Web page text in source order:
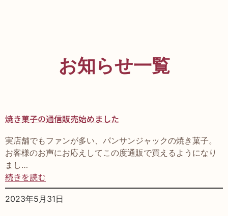
お知らせ一覧
焼き菓子の通信販売始めました
実店舗でもファンが多い、パンサンジャックの焼き菓子。
お客様のお声にお応えしてこの度通販で買えるようになり
まし…
続きを読む
2023年5月31日